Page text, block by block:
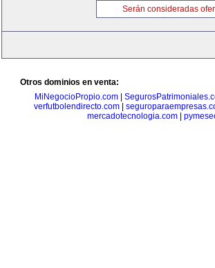
Serán consideradas
Otros dominios en venta:
MiNegocioPropio.com|
verfutbolendirecto.com|
mercadotecnologia.com